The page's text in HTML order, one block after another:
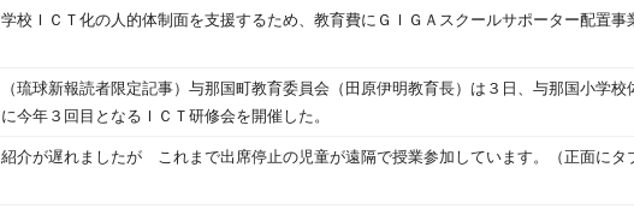
学校ＩＣＴ化の人的体制面を支援するため、教育費にＧＩＧＡスクールサポーター配置事
（琉球新報読者限定記事）与那国町教育委員会（田原伊明教育長）は３日、与那国小学
に今年３回目となるＩＣＴ研修会を開催した。
紹介が遅れましたが これまで出席停止の児童が遠隔で授業参加しています。（正面にタ